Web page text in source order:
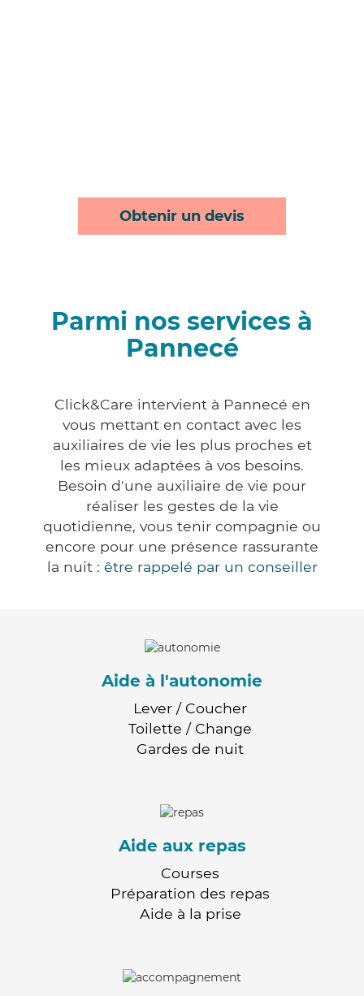
Obtenir un devis
Parmi nos services à
Pannecé
Click&Care intervient à Pannecé en
vous mettant en contact avec les
auxiliaires de vie les plus proches et
les mieux adaptées à vos besoins.
Besoin d'une auxiliaire de vie pour
réaliser les gestes de la vie
quotidienne, vous tenir compagnie ou
encore pour une présence rassurante
la nuit : être rappelé par un conseiller
Aide à l'autonomie
Lever / Coucher
Toilette / Change
Gardes de nuit
Aide aux repas
Courses
Préparation des repas
Aide à la prise